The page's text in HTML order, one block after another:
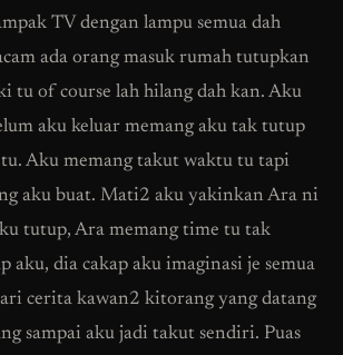
TV dengan lampu semua dah
ada orang masuk rumah tutupkan
tu of course lah hilang dah kan. Aku
aku keluar memang aku tak tutup
Aku memang takut waktu tu tapi
aku buat. Mati2 aku yakinkan Ara ni
tutup, Ara memang time tu tak
aku, dia cakap aku imaginasi je semua
cerita kawan2 kitorang yang datang
sampai aku jadi takut sendiri. Puas